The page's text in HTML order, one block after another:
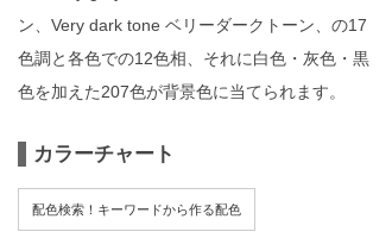
ン、Very dark tone ベリーダークトーン、の17
色調と各色での12色相、それに白色・灰色・黒
色を加えた207色が背景色に当てられます。
カラーチャート
配色検索！キーワードから作る配色